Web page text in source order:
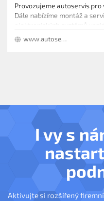
Provozujeme autoservis
Dále nabízíme montáž a
elektronických systémů
www.autoservis-cerny.cz
I vy s
Aktivujte si rozšířený